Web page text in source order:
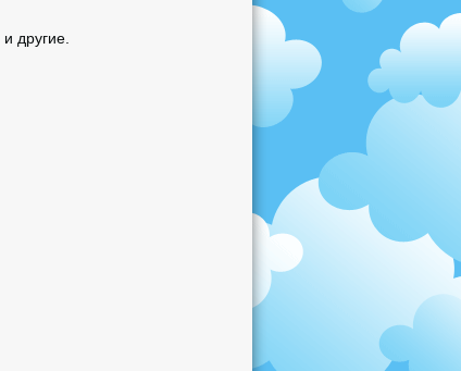
и другие.